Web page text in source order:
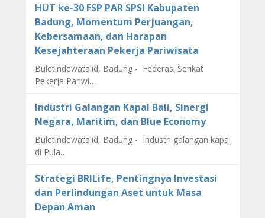
HUT ke-30 FSP PAR SPSI Kabupaten
Badung, Momentum Perjuangan,
Kebersamaan, dan Harapan
Kesejahteraan Pekerja Pariwisata
Buletindewata.id, Badung - Federasi Serikat
Pekerja Pariwi…
Industri Galangan Kapal Bali, Sinergi
Negara, Maritim, dan Blue Economy
Buletindewata.id, Badung - Industri galangan kapal
di Pula…
Strategi BRILife, Pentingnya Investasi
dan Perlindungan Aset untuk Masa
Depan Aman